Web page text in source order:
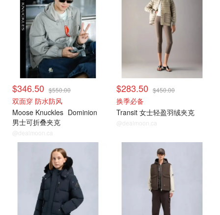
$346.50 $550.00
双面穿 防水防风
Moose Knuckles Dominion
男士可折叠夹克
@dealmoon.ca
$283.50 $450.00
换季必备
Transit 女士轻盈羽绒夹克
@dealmoon.ca